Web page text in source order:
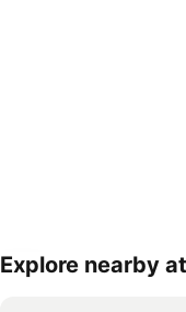
地図を拡大
Explore nearby